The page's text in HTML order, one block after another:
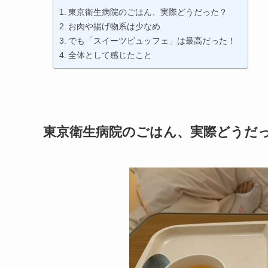
東京衛生病院のごはん、実際どうだった？
お肉や揚げ物系は少なめ
でも「スイーツビュッフェ」は最高だった！
全体として感じたこと
東京衛生病院のごはん、実際どうだ